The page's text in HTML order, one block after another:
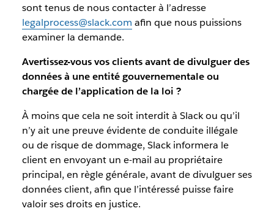
sont tenus de nous contacter à l’adresse
legalprocess@slack.com afin que nous puissions
examiner la demande.
Avertissez-vous vos clients avant de divulguer des
données à une entité gouvernementale ou
chargée de l’application de la loi ?
À moins que cela ne soit interdit à Slack ou qu’il
n’y ait une preuve évidente de conduite illégale
ou de risque de dommage, Slack informera le
client en envoyant un e-mail au propriétaire
principal, en règle générale, avant de divulguer ses
données client, afin que l’intéressé puisse faire
valoir ses droits en justice.